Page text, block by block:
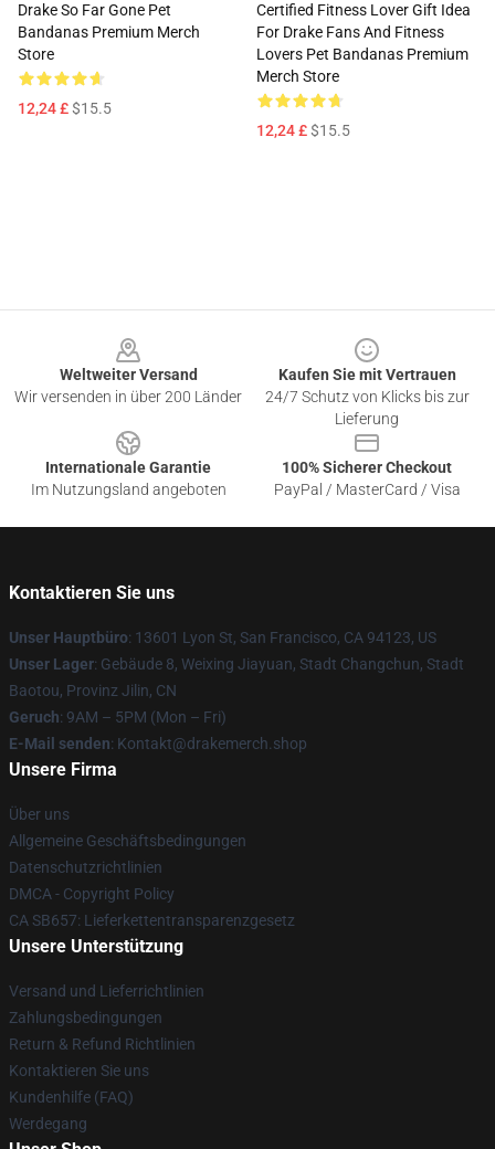
Drake So Far Gone Pet
Bandanas Premium Merch
Store
12,24 £$15.5
Certified Fitness Lover Gift Idea
For Drake Fans And Fitness
Lovers Pet Bandanas Premium
Merch Store
12,24 £$15.5
Weltweiter Versand
Wir versenden in über 200 Länder
Kaufen Sie mit Vertrauen
24/7 Schutz von Klicks bis zur
Lieferung
Internationale Garantie
Im Nutzungsland angeboten
100% Sicherer Checkout
PayPal / MasterCard / Visa
Kontaktieren Sie uns
Unser Hauptbüro: 13601 Lyon St, San Francisco, CA 94123, US
Unser Lager: Gebäude 8, Weixing Jiayuan, Stadt Changchun, Stadt
Baotou, Provinz Jilin, CN
Geruch: 9AM – 5PM (Mon – Fri)
E-Mail senden: Kontakt@drakemerch.shop
Unsere Firma
Über uns
Allgemeine Geschäftsbedingungen
Datenschutzrichtlinien
DMCA - Copyright Policy
CA SB657: Lieferkettentransparenzgesetz
Unsere Unterstützung
Versand und Lieferrichtlinien
Zahlungsbedingungen
Return & Refund Richtlinien
Kontaktieren Sie uns
Kundenhilfe (FAQ)
Werdegang